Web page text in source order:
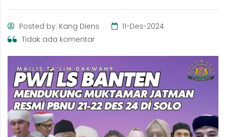
Posted by: Kang Diens
11-Des-2024
Tidak ada komentar